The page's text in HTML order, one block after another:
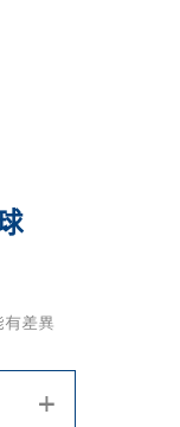
差異
+